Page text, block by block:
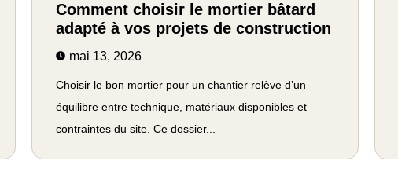
Comment choisir le mortier bâtard
adapté à vos projets de construction
mai 13, 2026
Choisir le bon mortier pour un chantier relève d’un
équilibre entre technique, matériaux disponibles et
contraintes du site. Ce dossier...